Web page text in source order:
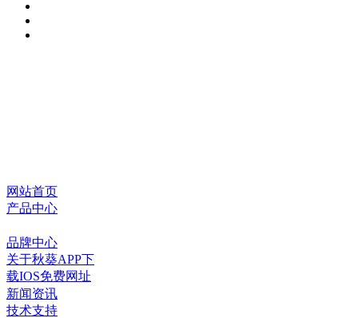
网站首页
产品中心
品牌中心
关于秋葵APP下
载IOS免费网址
新闻资讯
技术支持